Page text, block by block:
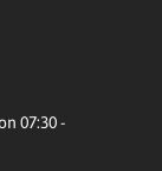
07:30 -